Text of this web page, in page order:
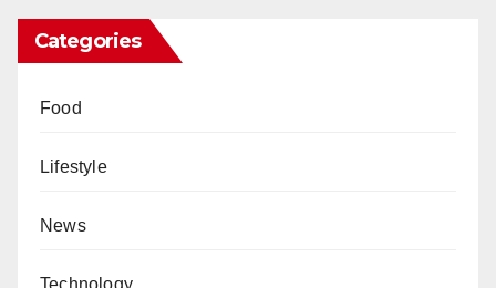
Categories
Food
Lifestyle
News